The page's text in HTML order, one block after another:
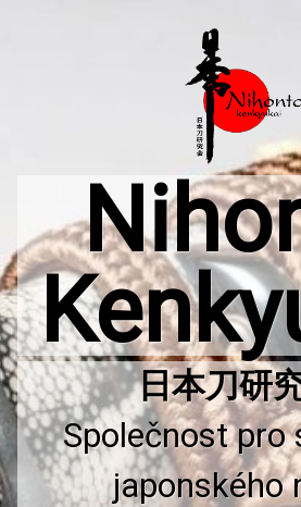
Společnost
japonského